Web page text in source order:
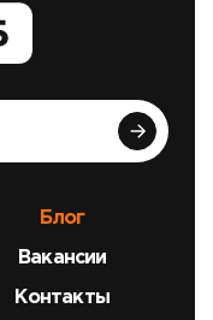
Блог
Вакансии
Контакты